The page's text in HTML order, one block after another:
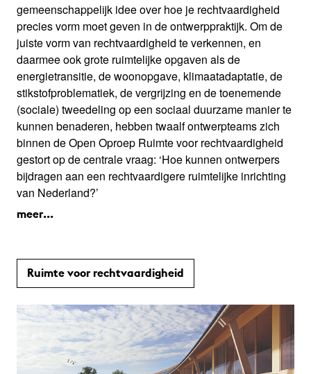
gemeenschappelijk idee over hoe je rechtvaardigheid
precies vorm moet geven in de ontwerppraktijk. Om de
juiste vorm van rechtvaardigheid te verkennen, en
daarmee ook grote ruimtelijke opgaven als de
energietransitie, de woonopgave, klimaatadaptatie, de
stikstofproblematiek, de vergrijzing en de toenemende
(sociale) tweedeling op een sociaal duurzame manier te
kunnen benaderen, hebben twaalf ontwerpteams zich
binnen de Open Oproep Ruimte voor rechtvaardigheid
gestort op de centrale vraag: ‘Hoe kunnen ontwerpers
bijdragen aan een rechtvaardigere ruimtelijke inrichting
van Nederland?’
meer...
Ruimte voor rechtvaardigheid